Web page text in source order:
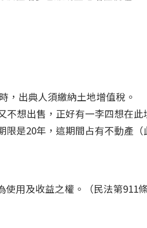
，出典人須繳納土地增值稅。
不想出售，正好有一李四想在此
是20年，這期間占有不動產（
用及收益之權。（民法第911條